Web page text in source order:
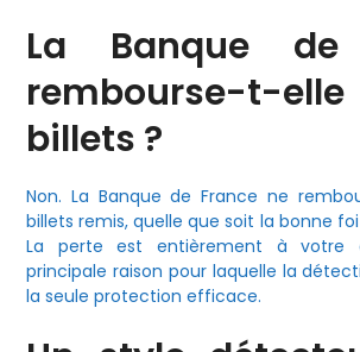
La Banque de
rembourse-t-elle
billets ?
Non. La Banque de France ne
billets remis, quelle que soit la bonne
La perte est entièrement à votre
principale raison pour laquelle la
la seule protection efficace.